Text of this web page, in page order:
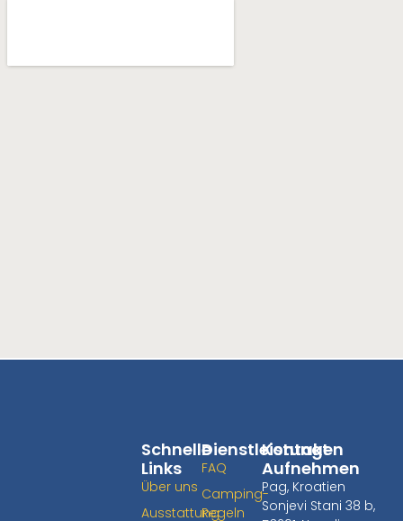
Dienstleistungen
FAQ
Camping-
Regeln
Schnelle
Links
Über uns
Ausstattung
Kontakt
Aufnehmen
Pag, Kroatien
Sonjevi Stani 38 b,